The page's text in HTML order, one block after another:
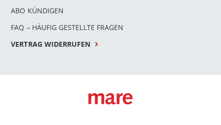
ABO KÜNDIGEN
FAQ – HÄUFIG GESTELLTE FRAGEN
VERTRAG WIDERRUFEN